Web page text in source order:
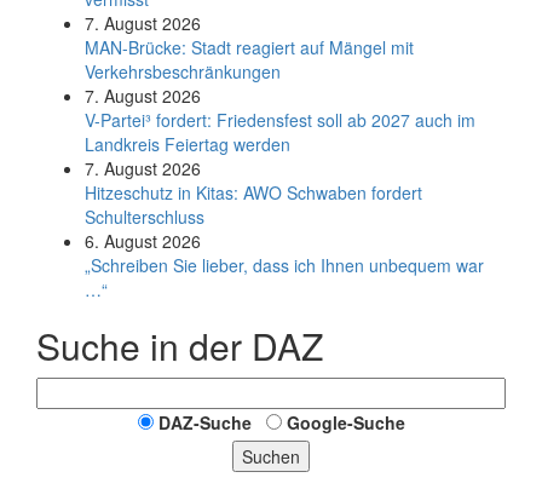
7. August 2026
MAN-Brücke: Stadt reagiert auf Mängel mit
Verkehrsbeschränkungen
7. August 2026
V-Partei­³ fordert: Friedens­fest soll ab 2027 auch im
Land­kreis Feier­tag werden
7. August 2026
Hitzeschutz in Kitas: AWO Schwaben fordert
Schulterschluss
6. August 2026
„Schreiben Sie lieber, dass ich Ihnen unbequem war
…“
Suche in der DAZ
DAZ-Suche
Google-Suche
Suchen